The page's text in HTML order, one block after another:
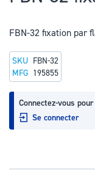
de
la
Galerie
d’images
FBN-32 fixation par
Connectez-vous
Se connecter
SKU FBN-32
MFG 195855